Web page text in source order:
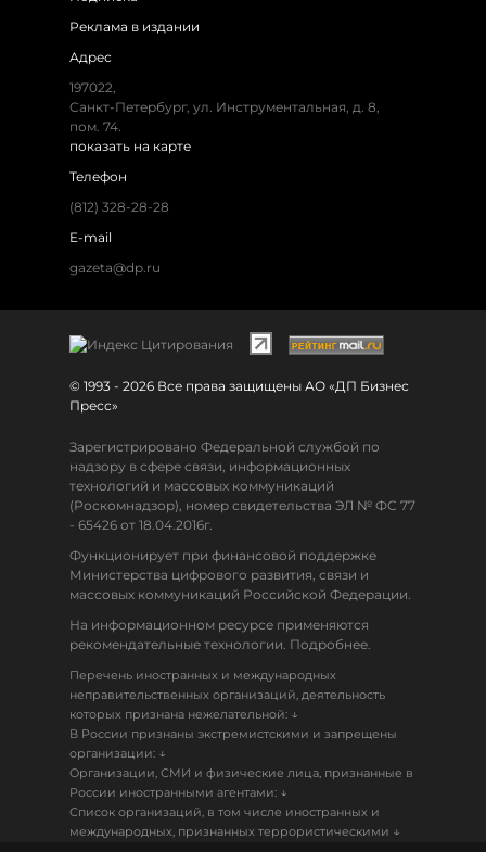
Реклама в издании
Адрес
197022,
Санкт-Петербург, ул. Инструментальная, д. 8,
пом. 74.
показать на карте
Телефон
(812) 328-28-28
E-mail
gazeta@dp.ru
© 1993 - 2026 Все права защищены АО «ДП Бизнес
Пресс»
Зарегистрировано Федеральной службой по
надзору в сфере связи, информационных
технологий и массовых коммуникаций
(Роскомнадзор), номер свидетельства ЭЛ № ФС 77
- 65426 от 18.04.2016г.
Функционирует при финансовой поддержке
Министерства цифрового развития, связи и
массовых коммуникаций Российской Федерации.
На информационном ресурсе применяются
рекомендательные технологии. Подробнее.
Перечень иностранных и международных
неправительственных организаций, деятельность
которых признана нежелательной: ↓
В России признаны экстремистскими и запрещены
организации: ↓
Организации, СМИ и физические лица, признанные в
России иностранными агентами: ↓
Список организаций, в том числе иностранных и
международных, признанных террористическими ↓